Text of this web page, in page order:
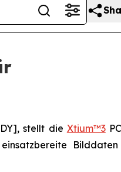
stellt die Xtium™3